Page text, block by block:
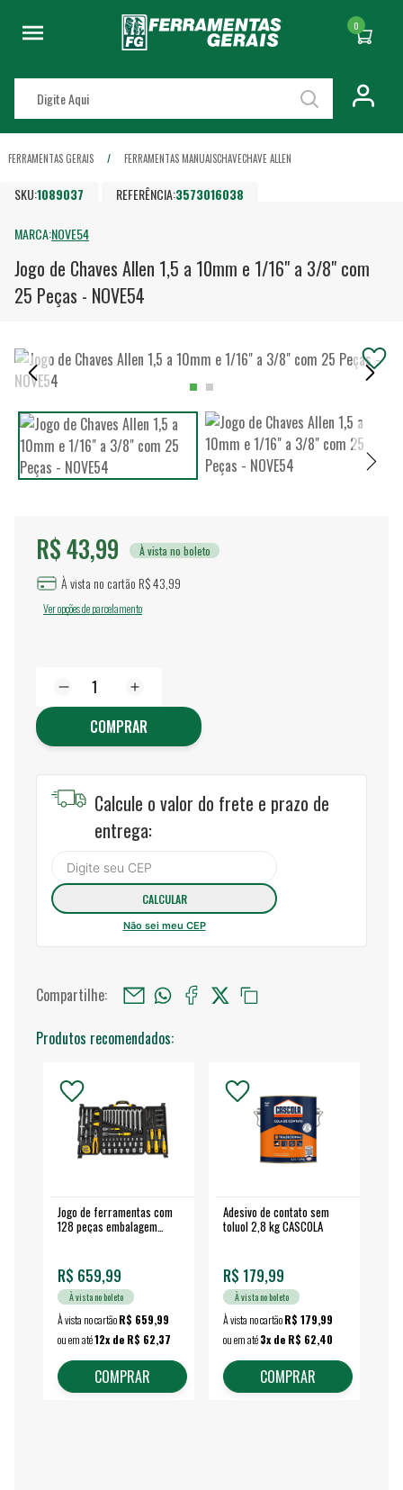
0
FERRAMENTAS GERAIS FERRAMENTAS MANUAISCHAVECHAVE ALLEN
SKU:1089037 REFERÊNCIA:3573016038
MARCA:NOVE54
Jogo de Chaves Allen 1,5 a 10mm e 1/16" a 3/8" com
25 Peças - NOVE54
R$ 43,99 À vista no boleto
À vista no cartão R$ 43,99
Ver opções de parcelamento
COMPRAR
Calcule o valor do frete e prazo de
entrega:
Não sei meu CEP
Compartilhe:
Produtos recomendados:
Jogo de ferramentas com
128 peças embalagem
R$ 659,99
À vista no boleto
À vista no cartãoR$ 659,99
ou em até12x de R$ 62,37
COMPRAR
Adesivo de contato sem
toluol 2,8 kg CASCOLA
R$ 179,99
À vista no boleto
À vista no cartãoR$ 179,99
ou em até3x de R$ 62,40
COMPRAR